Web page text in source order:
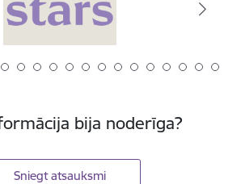
bija noderīga?
Sniegt atsauksmi